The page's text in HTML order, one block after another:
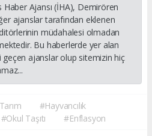
Haber Ajansı (İHA), Demirören
ajanslar tarafından eklenen
müdahalesi olmadan
Bu haberlerde yer alan
ajanslar olup sitemizin hiç
#Hayvancılık
#Okul Taşıtı #Enflasyon